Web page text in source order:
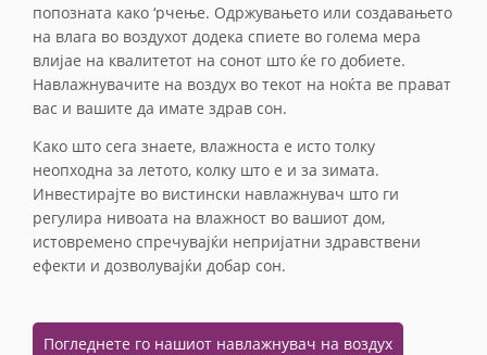
попозната како ‘рчење. Одржувањето или создавањето
на влага во воздухот додека спиете во голема мера
влијае на квалитетот на сонот што ќе го добиете.
Навлажнувачите на воздух во текот на ноќта ве прават
вас и вашите да имате здрав сон.
Како што сега знаете, влажноста е исто толку
неопходна за летото, колку што е и за зимата.
Инвестирајте во вистински навлажнувач што ги
регулира нивоата на влажност во вашиот дом,
истовремено спречувајќи непријатни здравствени
ефекти и дозволувајќи добар сон.
Погледнете го нашиот навлажнувач на воздух